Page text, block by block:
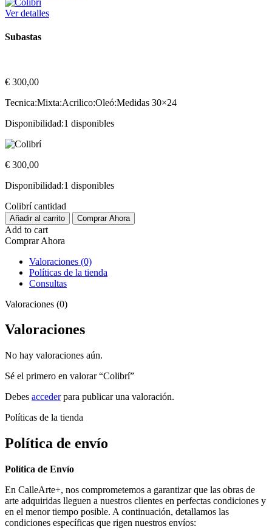
Ver detalles
Subastas
€ 300,00
Tecnica:Mixta:Acrilico:Oleó:Medidas 30×24
Disponibilidad:1 disponibles
€ 300,00
Disponibilidad:1 disponibles
Colibrí cantidad
Añadir al carrito Comprar Ahora
Add to cart
Comprar Ahora
Valoraciones (0)
Políticas de la tienda
Consultas
Valoraciones (0)
Valoraciones
No hay valoraciones aún.
Sé el primero en valorar “Colibrí”
Debes accederpara publicar una valoración.
Políticas de la tienda
Política de envío
Política de Envío
En CalleArte+, nos comprometemos a garantizar que las obras de
arte adquiridas lleguen a nuestros clientes en perfectas condiciones y
en el menor tiempo posible. A continuación, detallamos las
condiciones específicas que rigen nuestros envíos: